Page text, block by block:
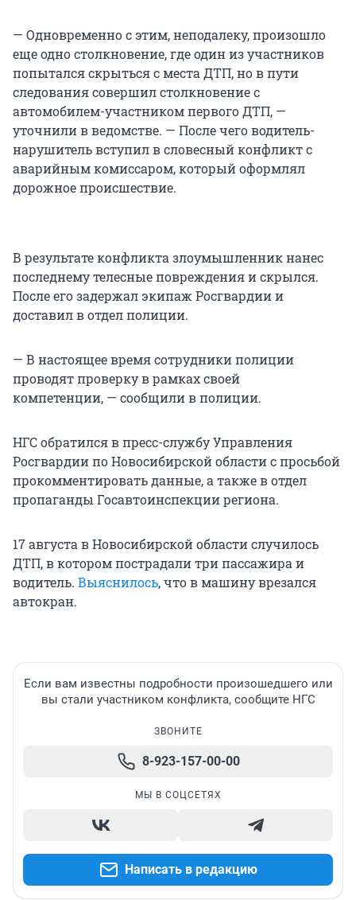
— Одновременно с этим, неподалеку, произошло
еще одно столкновение, где один из участников
попытался скрыться с места ДТП, но в пути
следования совершил столкновение с
автомобилем-участником первого ДТП, —
уточнили в ведомстве. — После чего водитель-
нарушитель вступил в словесный конфликт с
аварийным комиссаром, который оформлял
дорожное происшествие.
В результате конфликта злоумышленник нанес
последнему телесные повреждения и скрылся.
После его задержал экипаж Росгвардии и
доставил в отдел полиции.
— В настоящее время сотрудники полиции
проводят проверку в рамках своей
компетенции, — сообщили в полиции.
НГС обратился в пресс-службу Управления
Росгвардии по Новосибирской области с просьбой
прокомментировать данные, а также в отдел
пропаганды Госавтоинспекции региона.
17 августа в Новосибирской области случилось
ДТП, в котором пострадали три пассажира и
водитель. Выяснилось, что в машину врезался
автокран.
Если вам известны подробности произошедшего или
вы стали участником конфликта, сообщите НГС
ЗВОНИТЕ
8-923-157-00-00
МЫ В СОЦСЕТЯХ
Написать в редакцию